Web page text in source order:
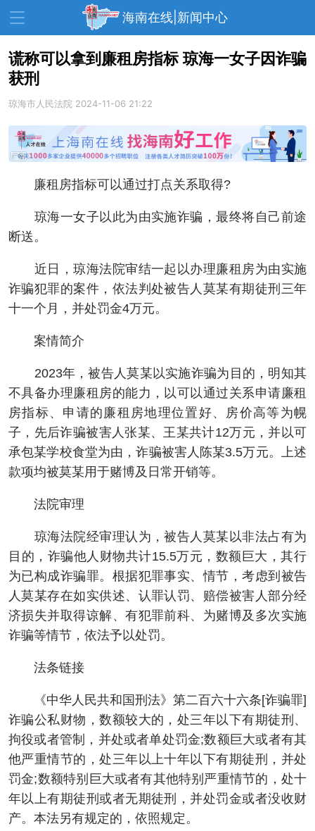
海南在线|新闻中心
资讯中心
教育 健康 房产
展会
谎称可以拿到廉租房指标 琼海一女子因诈骗
获刑
琼海市人民法院 2024-11-06 21:22
廉租房指标可以通过打点关系取得?
琼海一女子以此为由实施诈骗，最终将自己前途
断送。
近日，琼海法院审结一起以办理廉租房为由实施
诈骗犯罪的案件，依法判处被告人莫某有期徒刑三年
十一个月，并处罚金4万元。
案情简介
2023年，被告人莫某以实施诈骗为目的，明知其
不具备办理廉租房的能力，以可以通过关系申请廉租
房指标、申请的廉租房地理位置好、房价高等为幌
子，先后诈骗被害人张某、王某共计12万元，并以可
承包某学校食堂为由，诈骗被害人陈某3.5万元。上述
款项均被莫某用于赌博及日常开销等。
法院审理
琼海法院经审理认为，被告人莫某以非法占有为
目的，诈骗他人财物共计15.5万元，数额巨大，其行
为已构成诈骗罪。根据犯罪事实、情节，考虑到被告
人莫某存在如实供述、认罪认罚、赔偿被害人部分经
济损失并取得谅解、有犯罪前科、为赌博及多次实施
诈骗等情节，依法予以处罚。
法条链接
《中华人民共和国刑法》第二百六十六条[诈骗罪]
诈骗公私财物，数额较大的，处三年以下有期徒刑、
拘役或者管制，并处或者单处罚金;数额巨大或者有其
他严重情节的，处三年以上十年以下有期徒刑，并处
罚金;数额特别巨大或者有其他特别严重情节的，处十
年以上有期徒刑或者无期徒刑，并处罚金或者没收财
产。本法另有规定的，依照规定。